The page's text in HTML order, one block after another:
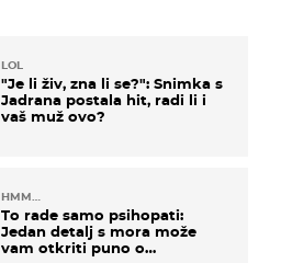
LOL
"Je li živ, zna li se?": Snimka s
Jadrana postala hit, radi li i
vaš muž ovo?
HMM…
To rade samo psihopati:
Jedan detalj s mora može
vam otkriti puno o